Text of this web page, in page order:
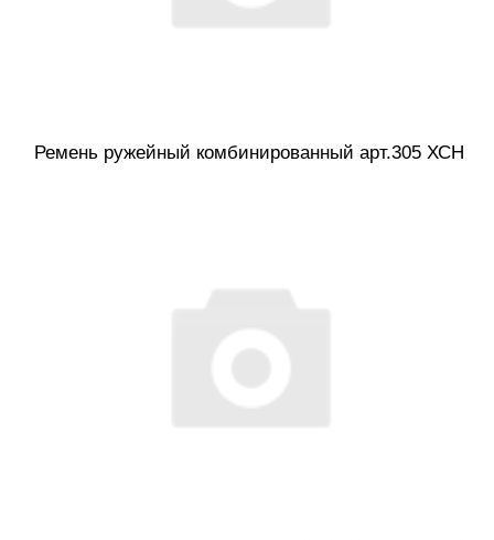
Ремень ружейный комбинированный арт.305 ХСН